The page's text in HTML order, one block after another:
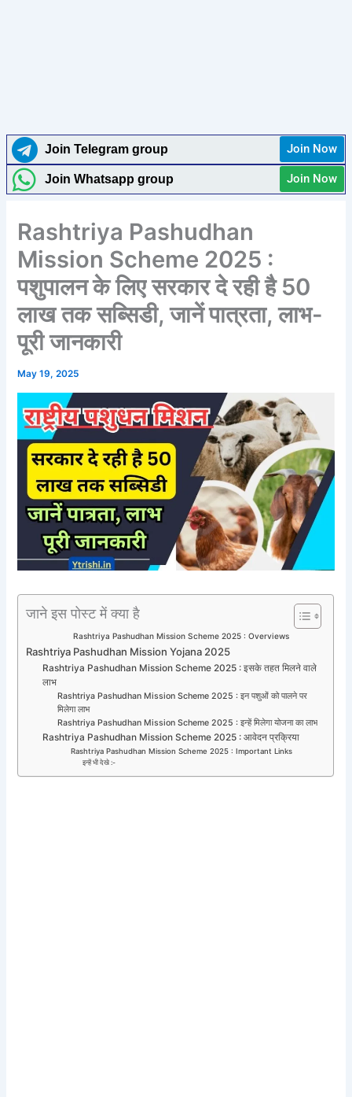
Join Telegram group Join Now
Join Whatsapp group Join Now
Rashtriya Pashudhan
Mission Scheme 2025 :
पशुपालन के लिए सरकार दे रही है 50
लाख तक सब्सिडी, जानें पात्रता, लाभ-
पूरी जानकारी
May 19, 2025
जाने इस पोस्ट में क्या है
Rashtriya Pashudhan Mission Scheme 2025 : Overviews
Rashtriya Pashudhan Mission Yojana 2025
Rashtriya Pashudhan Mission Scheme 2025 : इसके तहत मिलने वाले
लाभ
Rashtriya Pashudhan Mission Scheme 2025 : इन पशुओं को पालने पर
मिलेगा लाभ
Rashtriya Pashudhan Mission Scheme 2025 : इन्हें मिलेगा योजना का लाभ
Rashtriya Pashudhan Mission Scheme 2025 : आवेदन प्रक्रिया
Rashtriya Pashudhan Mission Scheme 2025 : Important Links
इन्हें भी देखे :-